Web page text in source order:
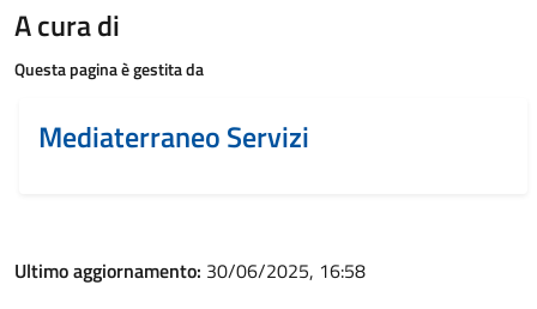
A cura di
Questa pagina è gestita da
Mediaterraneo Servizi
Ultimo aggiornamento: 30/06/2025, 16:58